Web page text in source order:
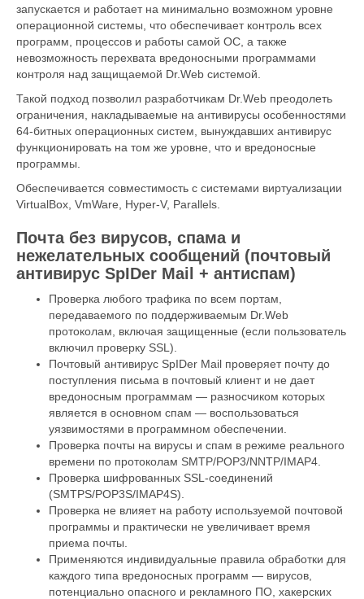
запускается и работает на минимально возможном уровне
операционной системы, что обеспечивает контроль всех
программ, процессов и работы самой ОС, а также
невозможность перехвата вредоносными программами
контроля над защищаемой Dr.Web системой.
Такой подход позволил разработчикам Dr.Web преодолеть
ограничения, накладываемые на антивирусы особенностями
64-битных операционных систем, вынуждавших антивирус
функционировать на том же уровне, что и вредоносные
программы.
Обеспечивается совместимость с системами виртуализации
VirtualBox, VmWare, Hyper-V, Parallels.
Почта без вирусов, спама и
нежелательных сообщений (почтовый
антивирус SpIDеr Mail + антиспам)
Проверка любого трафика по всем портам,
передаваемого по поддерживаемым Dr.Web
протоколам, включая защищенные (если пользователь
включил проверку SSL).
Почтовый антивирус SpIDer Mail проверяет почту до
поступления письма в почтовый клиент и не дает
вредоносным программам — разносчиком которых
является в основном спам — воспользоваться
уязвимостями в программном обеспечении.
Проверка почты на вирусы и спам в режиме реального
времени по протоколам SMTP/POP3/NNTP/IMAP4.
Проверка шифрованных SSL-соединений
(SMTPS/POP3S/IMAP4S).
Проверка не влияет на работу используемой почтовой
программы и практически не увеличивает время
приема почты.
Применяются индивидуальные правила обработки для
каждого типа вредоносных программ — вирусов,
потенциально опасного и рекламного ПО, хакерских